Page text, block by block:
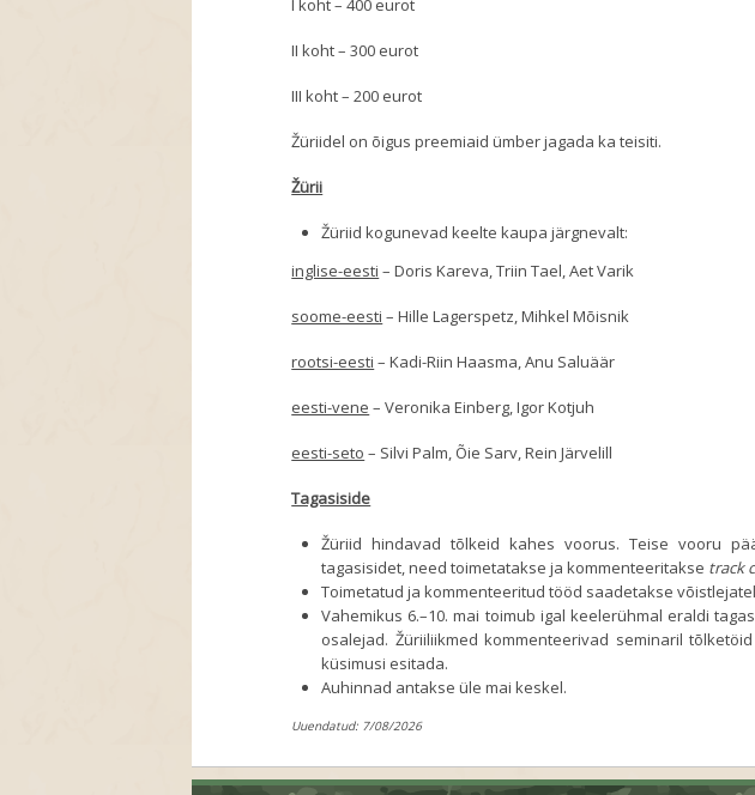
I koht – 400 eurot
II koht – 300 eurot
III koht – 200 eurot
Žüriidel on õigus preemiaid ümber jagada ka teisiti.
Žürii
Žüriid kogunevad keelte kaupa järgnevalt:
inglise-eesti – Doris Kareva, Triin Tael, Aet Varik
soome-eesti – Hille Lagerspetz, Mihkel Mõisnik
rootsi-eesti – Kadi-Riin Haasma, Anu Saluäär
eesti-vene – Veronika Einberg, Igor Kotjuh
eesti-seto – Silvi Palm, Õie Sarv, Rein Järvelill
Tagasiside
Žüriid hindavad tõlkeid kahes voorus. Teise vooru
tagasisidet, need toimetatakse ja kommenteeritakse track
Toimetatud ja kommenteeritud tööd saadetakse
Vahemikus 6.–10. mai toimub igal keelerühmal eraldi
osalejad. Žüriiliikmed kommenteerivad seminaril
küsimusi esitada.
Auhinnad antakse üle mai keskel.
Uuendatud: 7/08/2026